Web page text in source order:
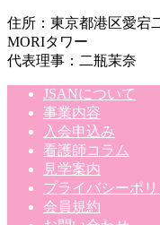
住所：東京都港区愛宕
MORIタワー
代表理事：二瓶茉奈
JSANについて
事業内容
入会申込み
看護師コラム
見学案内
プライバシーポ
会員規約